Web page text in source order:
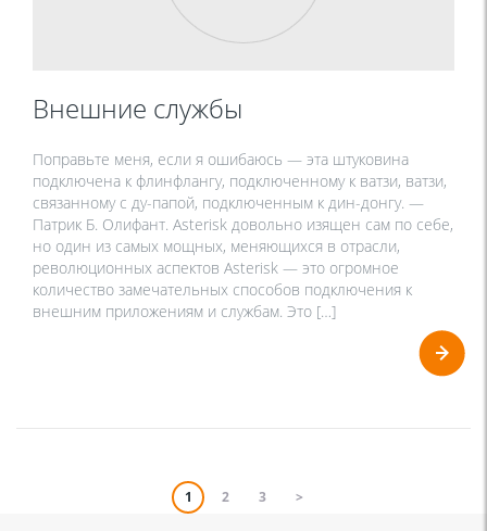
Внешние службы
Поправьте меня, если я ошибаюсь — эта штуковина
подключена к флинфлангу, подключенному к ватзи, ватзи,
связанному с ду-папой, подключенным к дин-донгу. —
Патрик Б. Олифант. Asterisk довольно изящен сам по себе,
но один из самых мощных, меняющихся в отрасли,
революционных аспектов Asterisk — это огромное
количество замечательных способов подключения к
внешним приложениям и службам. Это […]
1 2 3 >